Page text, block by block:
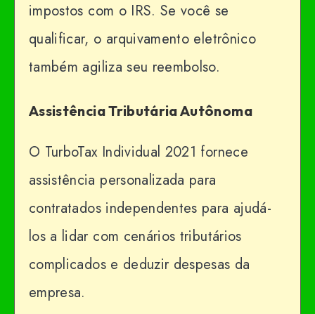
impostos com o IRS. Se você se
qualificar, o arquivamento eletrônico
também agiliza seu reembolso.
Assistência Tributária Autônoma
O TurboTax Individual 2021 fornece
assistência personalizada para
contratados independentes para ajudá-
los a lidar com cenários tributários
complicados e deduzir despesas da
empresa.